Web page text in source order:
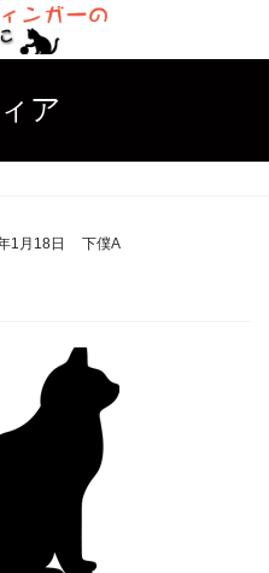
ア
1月18日 下僕A